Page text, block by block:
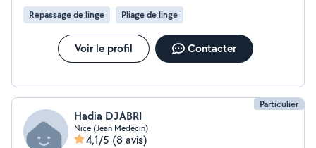
Repassage de linge Pliage de linge
Voir le profil Contacter
Particulier
Hadia DJABRI
Nice (Jean Medecin)
4,1/5 (8 avis)